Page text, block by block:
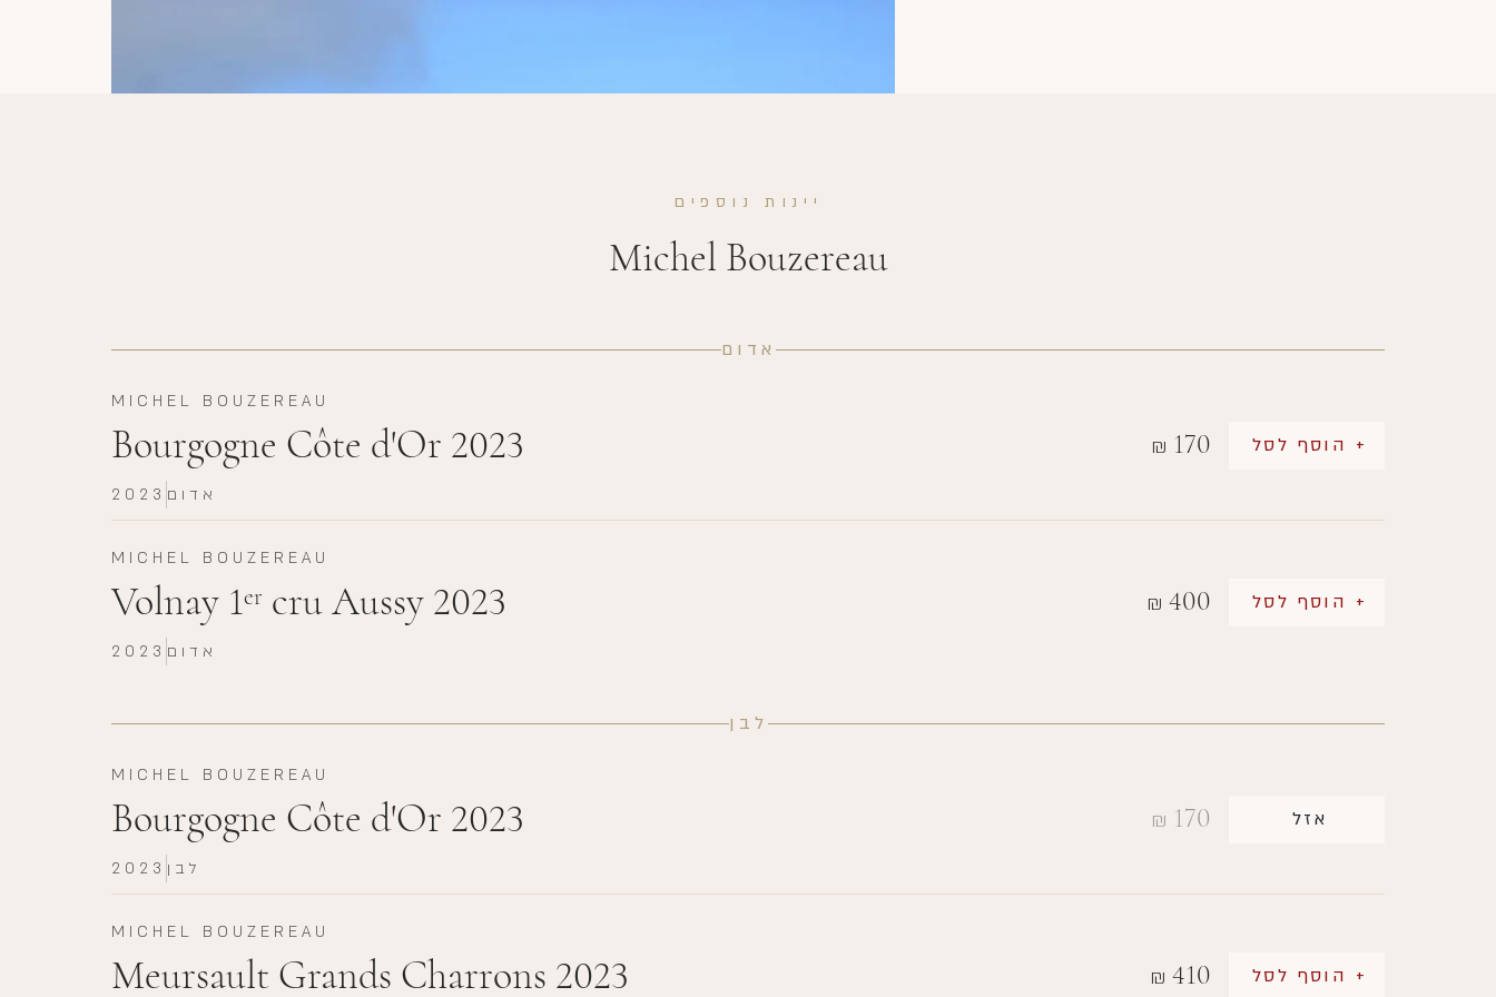
יינות נוספים
Michel Bouzereau
אדום
MICHEL BOUZEREAU
Bourgogne Côte d'Or 2023 ₪ 170 + הוסף לסל
2023 אדום
MICHEL BOUZEREAU
Volnay 1er cru Aussy 2023 ₪ 400 + הוסף לסל
2023 אדום
לבן
MICHEL BOUZEREAU
Bourgogne Côte d'Or 2023 ₪ 170 אזל
2023 לבן
MICHEL BOUZEREAU
Meursault Grands Charrons 2023 ₪ 410 + הוסף לסל